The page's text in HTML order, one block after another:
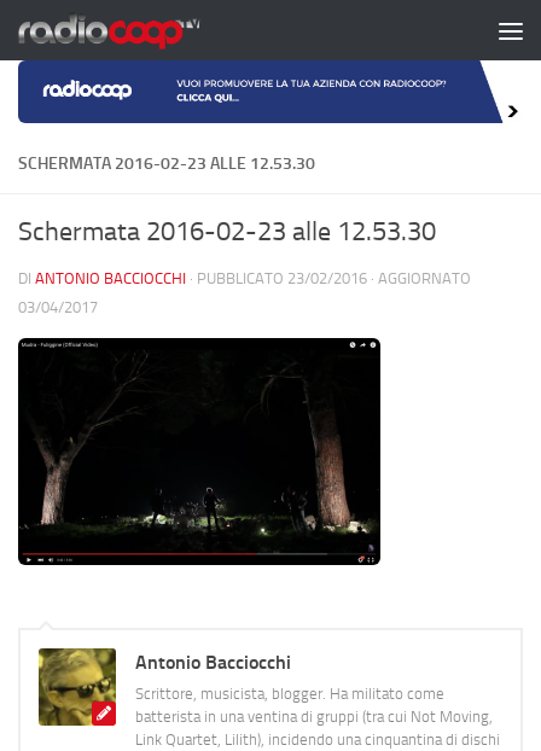
Salta al contenuto
SCHERMATA 2016-02-23 ALLE 12.53.30
Schermata 2016-02-23 alle 12.53.30
DI ANTONIO BACCIOCCHI · PUBBLICATO 23/02/2016 · AGGIORNATO
03/04/2017
Antonio Bacciocchi
Scrittore, musicista, blogger. Ha militato come
batterista in una ventina di gruppi (tra cui Not Moving,
Link Quartet, Lilith), incidendo una cinquantina di dischi